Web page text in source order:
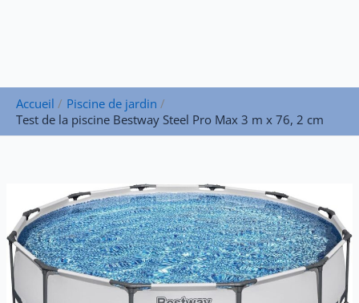
Accueil
Piscine de jardin
Test de la piscine Bestway Steel Pro Max 3 m x 76, 2 cm